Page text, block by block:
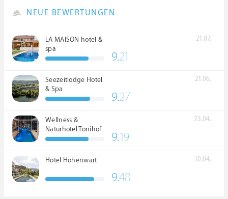
NEUE BEWERTUNGEN
LA MAISON hotel &
spa
21.07.
9.21
Seezeitlodge Hotel
& Spa
21.06.
9.27
Wellness &
Naturhotel Tonihof
****S
23.04.
9.19
Hotel Hohenwart 10.04.
9.48